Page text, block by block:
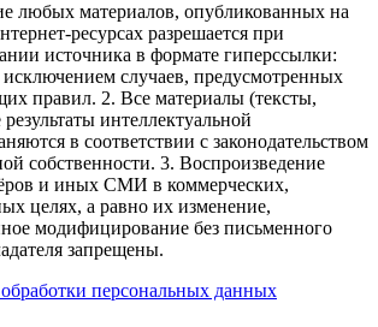
любых материалов, опубликованных на
ресурсах разрешается при
источника в формате гиперссылки:
исключением случаев, предусмотренных
правил. 2. Все материалы (тексты,
интеллектуальной
в соответствии с законодательством
собственности. 3. Воспроизведение
и иных СМИ в коммерческих,
целях, а равно их изменение,
модифицирование без письменного
запрещены.
персональных данных